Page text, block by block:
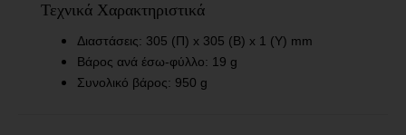
Τεχνικά Χαρακτηριστικά
Διαστάσεις: 305 (Π) x 305 (Β) x 1 (Υ) mm
Βάρος ανά έσω-φύλλο: 19 g
Συνολικό βάρος: 950 g